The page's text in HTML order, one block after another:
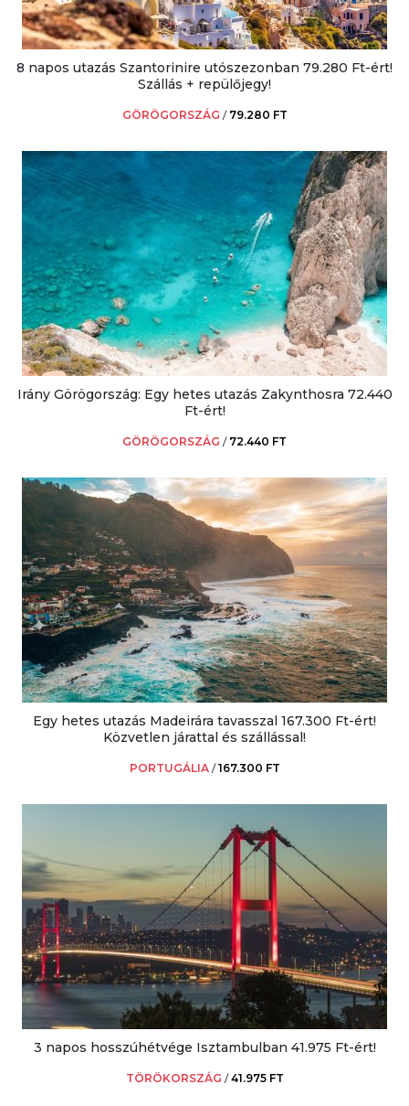
8 napos utazás Szantorinire utószezonban 79.280 Ft-ért!
Szállás + repülőjegy!
GÖRÖGORSZÁG / 79.280 FT
Irány Görögország: Egy hetes utazás Zakynthosra 72.440
Ft-ért!
GÖRÖGORSZÁG / 72.440 FT
Egy hetes utazás Madeirára tavasszal 167.300 Ft-ért!
Közvetlen járattal és szállással!
PORTUGÁLIA /167.300 FT
3 napos hosszúhétvége Isztambulban 41.975 Ft-ért!
TÖRÖKORSZÁG /41.975 FT